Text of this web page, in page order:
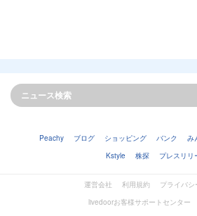
Peachy ブログ ショッピング バンク み
Kstyle
株探 プレスリリ
運営会社 利用規約
プライバ
livedoorお客様サポートセンター